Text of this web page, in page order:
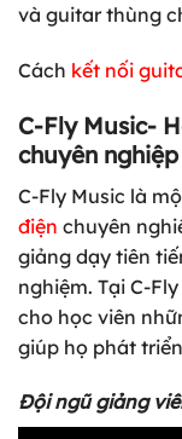
và guitar thùng
Cách kết nối
C-Fly Music-
chuyên nghiệp
C-Fly Music là
điện chuyên
giảng dạy tiên
nghiệm. Tại C-
cho học viên
giúp họ phát
Đội ngũ giảng